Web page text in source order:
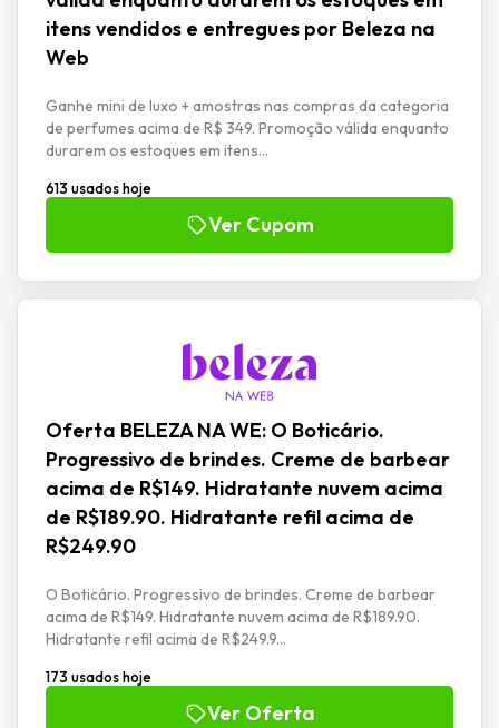
itens vendidos e entregues por Beleza na
Web
Ganhe mini de luxo + amostras nas compras da categoria
de perfumes acima de R$ 349. Promoção válida enquanto
durarem os estoques em itens...
613 usados hoje
Ver Cupom
Oferta BELEZA NA WE: O Boticário.
Progressivo de brindes. Creme de barbear
acima de R$149. Hidratante nuvem acima
de R$189.90. Hidratante refil acima de
R$249.90
O Boticário. Progressivo de brindes. Creme de barbear
acima de R$149. Hidratante nuvem acima de R$189.90.
Hidratante refil acima de R$249.9...
173 usados hoje
Ver Oferta